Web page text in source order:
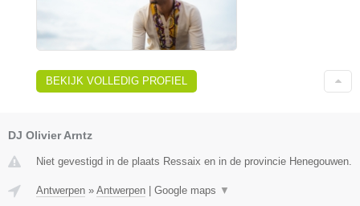
BEKIJK VOLLEDIG PROFIEL
DJ Olivier Arntz
Niet gevestigd in de plaats Ressaix en in de provincie Henegouwen.
Antwerpen » Antwerpen Google maps ▼